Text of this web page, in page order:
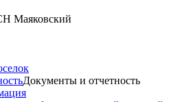
Маяковский
Документы и отчетность